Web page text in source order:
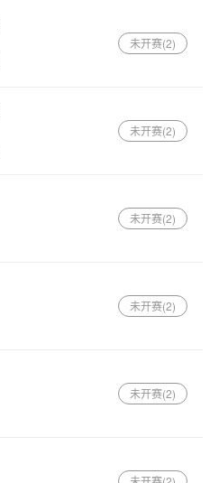
未开赛(2)
未开赛(2)
未开赛(2)
未开赛(2)
未开赛(2)